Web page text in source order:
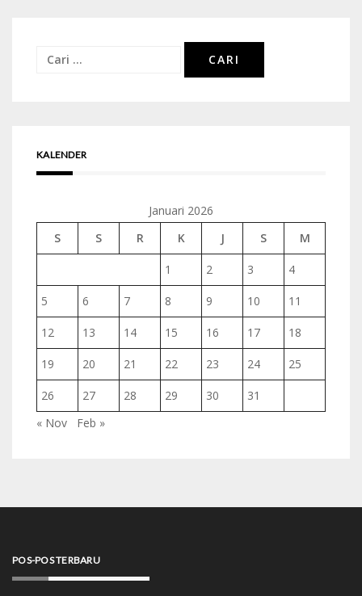
Cari
KALENDER
Januari 2026
S
S R K J S M
1 2 3 4
5 6 7 8 9 10 11
12 13 14 15 16 17 18
19 20 21 22 23 24 25
26 27 28 29 30
31
« Nov
Feb »
POS-POS TERBARU